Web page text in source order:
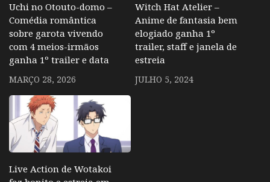
Uchi no Otouto-domo –
Comédia romântica
sobre garota vivendo
com 4 meios-irmãos
ganha 1º trailer e data
MARÇO 28, 2026
Witch Hat Atelier –
Anime de fantasia bem
elogiado ganha 1º
trailer, staff e janela de
estreia
JULHO 5, 2024
Live Action de Wotakoi